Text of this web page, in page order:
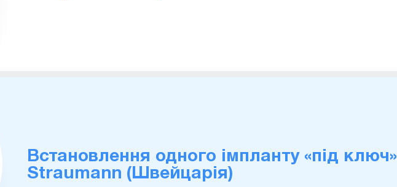
Встановлення одного імпланту «під ключ»
Straumann (Швейцарія)